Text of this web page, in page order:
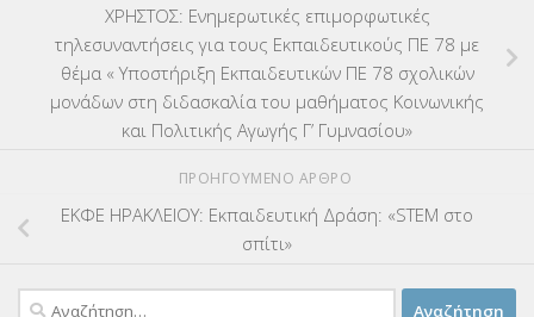
ΧΡΗΣΤΟΣ: Ενημερωτικές επιμορφωτικές
τηλεσυναντήσεις για τους Εκπαιδευτικούς ΠΕ 78 με
θέμα « Υποστήριξη Εκπαιδευτικών ΠΕ 78 σχολικών
μονάδων στη διδασκαλία του μαθήματος Κοινωνικής
και Πολιτικής Αγωγής Γ’ Γυμνασίου»
ΠΡΟΗΓΟΎΜΕΝΟ ΆΡΘΡΟ
ΕΚΦΕ ΗΡΑΚΛΕΙΟΥ: Εκπαιδευτική Δράση: «STEM στο
σπίτι»
Αναζήτηση